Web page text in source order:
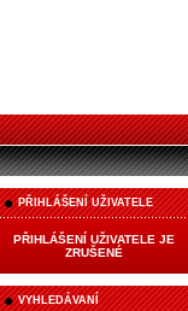
PŘIHLÁŠENÍ UŽIVATELE
PŘIHLÁŠENÍ UŽIVATELE JE
ZRUŠENÉ
VYHLEDÁVANÍ